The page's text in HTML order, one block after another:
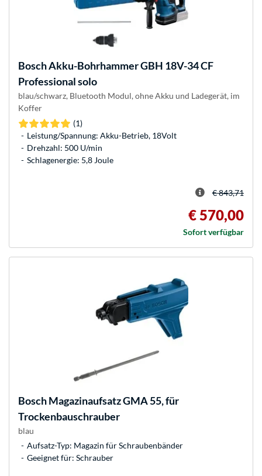
BoschAkku-Bohrhammer GBH 18V-34 CF
Professional solo
blau/schwarz, Bluetooth Modul, ohne Akku und Ladegerät, im
Koffer
(1)
Leistung/Spannung: Akku-Betrieb, 18Volt
Drehzahl: 500 U/min
Schlagenergie: 5,8 Joule
€ 843,71
€ 570,00
Sofort verfügbar
BoschMagazinaufsatz GMA 55, für
Trockenbauschrauber
blau
Aufsatz-Typ: Magazin für Schraubenbänder
Geeignet für: Schrauber